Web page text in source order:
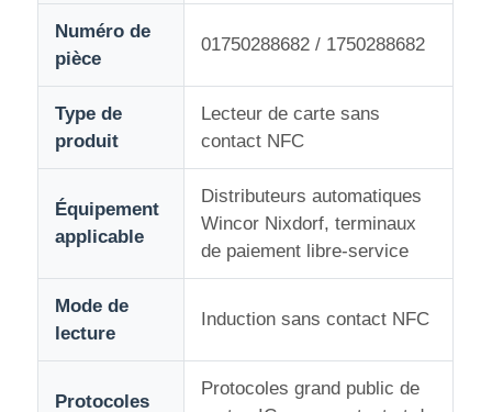
Pièces ATM NCR
Pièces d'atmosphère de Wincor
Pièces de distributeurs Hyosung
Pièces de distributeurs automatiques Fujitsu
Pièces de distributeurs automatiques Hitachi
Pièces d'atmosphère de GRG
Numéro de
pièce
01750288682 / 1750288682
Type de
produit
Lecteur de carte sans
contact NFC
Équipement
applicable
Distributeurs automatiques
Wincor Nixdorf, terminaux
de paiement libre-service
Mode de
lecture
Induction sans contact NFC
Protocoles
Protocoles grand public de